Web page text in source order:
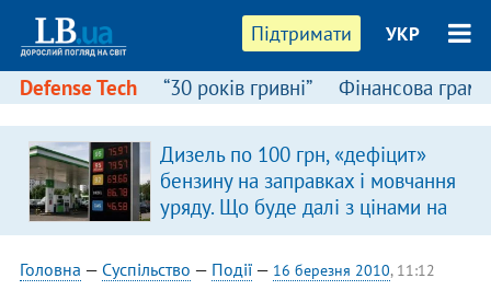
Підтримати УКР
Defense Tech “30 років гривні” Фінансова
Дизель по 100 грн, «дефіцит»
бензину на заправках і мовчання
уряду. Що буде далі з цінами на
пальне?
Головна — Суспільство — Події— 16 березня 2010, 11:12